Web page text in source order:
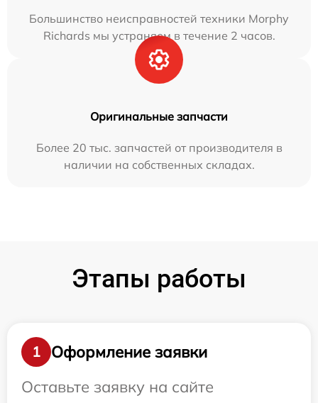
Большинство неисправностей техники Morphy
Richards мы устраняем в течение 2 часов.
Оригинальные запчасти
Более 20 тыс. запчастей от производителя в
наличии на собственных складах.
Этапы работы
1
Оформление заявки
Оставьте заявку на сайте